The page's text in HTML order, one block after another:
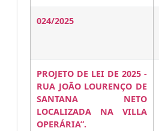
024/2025
PROJETO DE LEI DE 2025 -
RUA JOÃO LOURENÇO DE
SANTANA NETO
LOCALIZADA NA VILLA
OPERÁRIA”.